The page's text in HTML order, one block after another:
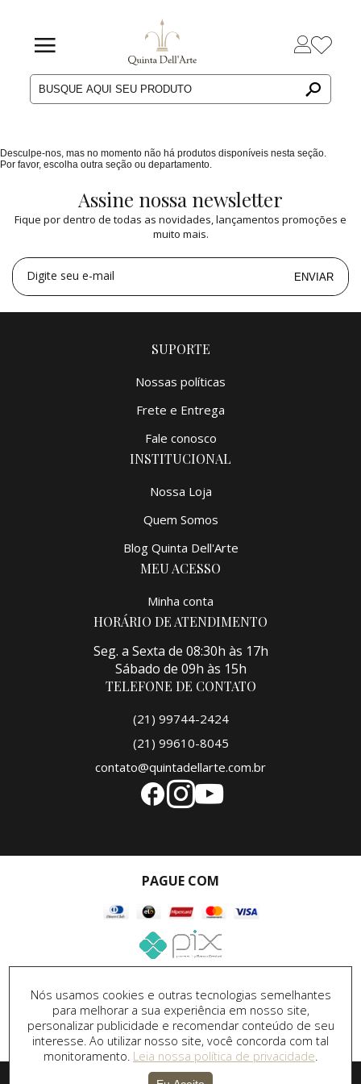
Desculpe-nos, mas no momento não há produtos disponíveis nesta seção.
Por favor, escolha outra seção ou departamento.
Assine nossa newsletter
Fique por dentro de todas as novidades, lançamentos promoções e
muito mais.
Digite seu e-mail ENVIAR
SUPORTE
Nossas políticas
Frete e Entrega
Fale conosco
INSTITUCIONAL
Nossa Loja
Quem Somos
Blog Quinta Dell'Arte
MEU ACESSO
Minha conta
HORÁRIO DE ATENDIMENTO
Seg. a Sexta de 08:30h às 17h
Sábado de 09h às 15h
TELEFONE DE CONTATO
(21) 99744-2424
(21) 99610-8045
contato@quintadellarte.com.br
PAGUE COM
SEGURANÇA
DPI Marketing&
Nós usamos cookies e outras tecnologias semelhantes
para melhorar a sua experiência em nosso site,
personalizar publicidade e recomendar conteúdo de seu
interesse. Ao utilizar nosso site, você concorda com tal
monitoramento. Leia nossa política de privacidade.